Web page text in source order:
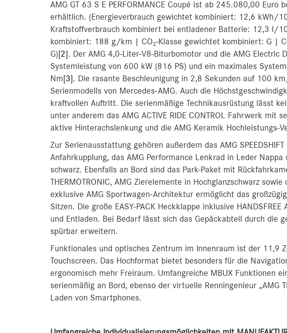
AMG GT 63 S E PERFORMANCE Coupé ist ab 245.080,00 Euro
erhältlich. (Energieverbrauch gewichtet kombiniert: 12,6 kWh/
Kraftstoffverbrauch kombiniert bei entladener Batterie: 12,3 l/
kombiniert: 188 g/km | CO₂-Klasse gewichtet kombiniert: G |
G)[2]. Der AMG 4,0-Liter-V8-Biturbomotor und die AMG Electric
Systemleistung von 600 kW (816 PS) und ein maximales
Nm[3]. Die rasante Beschleunigung in 2,8 Sekunden auf 100
Serienmodells von Mercedes-AMG. Auch die
kraftvollen Auftritt. Die serienmäßige Technikausrüstung lässt
unter anderem das AMG ACTIVE RIDE CONTROL Fahrwerk mit
aktive Hinterachslenkung und die AMG Keramik
Zur Serienausstattung gehören außerdem das AMG
Anfahrkupplung, das AMG Performance Lenkrad in Leder
schwarz. Ebenfalls an Bord sind das Park-Paket mit
THERMOTRONIC, AMG Zierelemente in Hochglanzschwarz sowie
exklusive AMG Sportwagen-Architektur ermöglicht das
Sitzen. Die große EASY-PACK Heckklappe inklusive
und Entladen. Bei Bedarf lässt sich das Gepäckabteil durch die
spürbar erweitern.
Funktionales und optisches Zentrum im Innenraum ist der 11,9
Touchscreen. Das Hochformat bietet besonders für die
ergonomisch mehr Freiraum. Umfangreiche MBUX Funktionen
serienmäßig an Bord, ebenso der virtuelle Renningenieur „AMG
Laden von Smartphones.